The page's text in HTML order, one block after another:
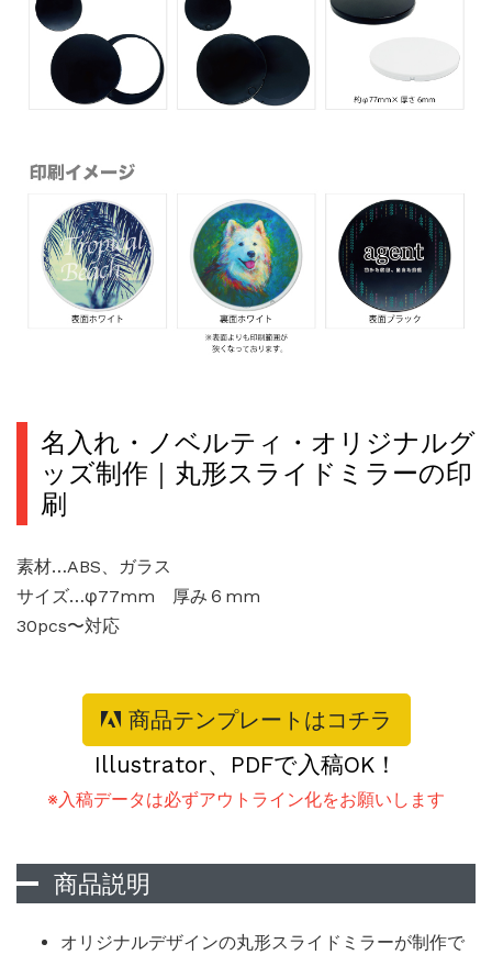
名入れ・ノベルティ・オリジナルグ
ッズ制作｜丸形スライドミラーの印
刷
素材…ABS、ガラス
サイズ…φ77mm 厚み６mm
30pcs〜対応
商品テンプレートはコチラ
Illustrator、PDFで入稿OK！
※入稿データは必ずアウトライン化をお願いします
商品説明
オリジナルデザインの丸形スライドミラーが制作で